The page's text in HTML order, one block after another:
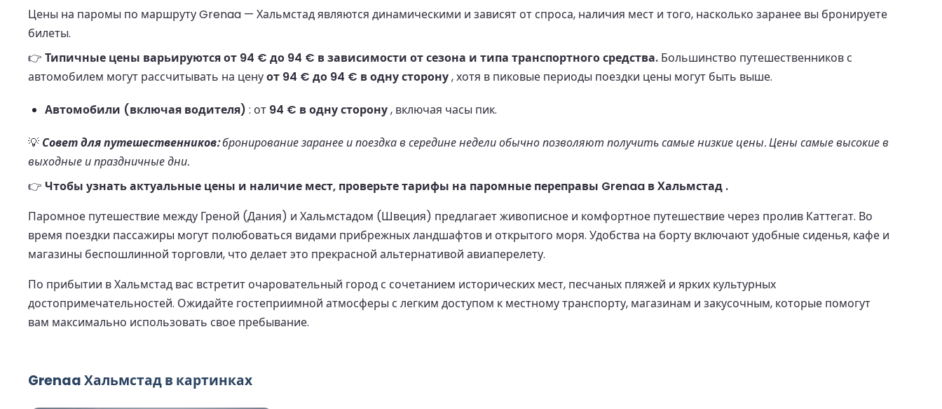
Цены на паромы по маршруту Grenaa — Хальмстад являются динамическими и зависят от спроса, наличия мест и того, насколько заранее вы бронируете
билеты.
👉 Типичные цены варьируются от 94 € до 94 € в зависимости от сезона и типа транспортного средства. Большинство путешественников с
автомобилем могут рассчитывать на ценуот 94 € до 94 € в одну сторону, хотя в пиковые периоды поездки цены могут быть выше.
Автомобили (включая водителя) : от 94 € в одну сторону, включая часы пик.
💡 Совет для путешественников:бронирование заранее и поездка в середине недели обычно позволяют получить самые низкие цены. Цены самые высокие в
выходные и праздничные дни.
👉 Чтобы узнать актуальные цены и наличие мест, проверьте тарифы на паромные переправы Grenaa в Хальмстад .
Паромное путешествие между Греной (Дания) и Хальмстадом (Швеция) предлагает живописное и комфортное путешествие через пролив Каттегат. Во
время поездки пассажиры могут полюбоваться видами прибрежных ландшафтов и открытого моря. Удобства на борту включают удобные сиденья, кафе и
магазины беспошлинной торговли, что делает это прекрасной альтернативой авиаперелету.
По прибытии в Хальмстад вас встретит очаровательный город с сочетанием исторических мест, песчаных пляжей и ярких культурных
достопримечательностей. Ожидайте гостеприимной атмосферы с легким доступом к местному транспорту, магазинам и закусочным, которые помогут
вам максимально использовать свое пребывание.
Grenaa Хальмстад в картинках